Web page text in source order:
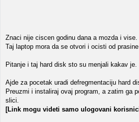
Znaci nije ciscen godinu dana a mozda i vise.
Taj laptop mora da se otvori i ocisti od
Pitanje i taj hard disk sto su menjali kakav je.
Ajde za pocetak uradi defregmentaciju hard
Preuzmi i instaliraj ovaj program, a zatim ga
slici.
[Link mogu videti samo ulogovani